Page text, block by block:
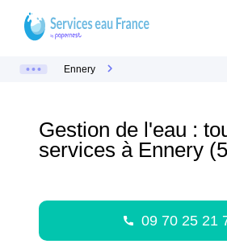
Ennery
Gestion de l'eau :
services à Ennery
09 70 25 21